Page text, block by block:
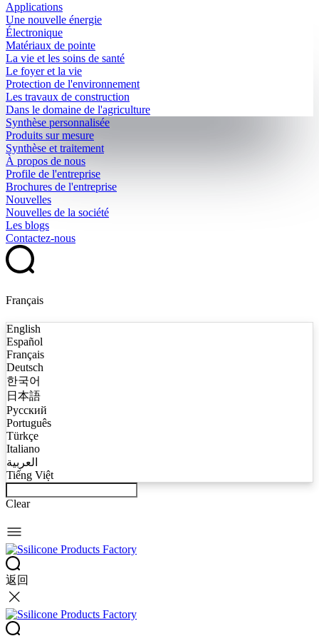
Applications
Une nouvelle énergie
Électronique
Matériaux de pointe
La vie et les soins de santé
Le foyer et la vie
Protection de l'environnement
Les travaux de construction
Dans le domaine de l'agriculture
Synthèse personnalisée
Produits sur mesure
Synthèse et traitement
À propos de nous
Profile de l'entreprise
Brochures de l'entreprise
Nouvelles
Nouvelles de la société
Les blogs
Contactez-nous
Français
English
Español
Français
Deutsch
한국어
日本語
Русский
Português
Türkçe
Italiano
العربية
Tiếng Việt
Clear
返回